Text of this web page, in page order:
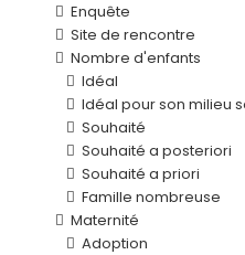
Enquête
Site de rencontre
Nombre d'enfants
Idéal
Idéal pour son milieu
Souhaité
Souhaité a posteriori
Souhaité a priori
Famille nombreuse
Maternité
Adoption